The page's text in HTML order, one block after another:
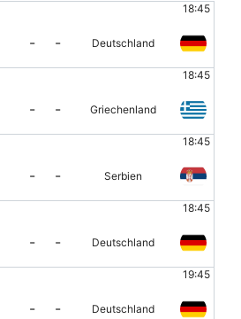
18:45
- - Deutschland
18:45
- - Griechenland
18:45
- - Serbien
18:45
- - Deutschland
19:45
- - Deutschland